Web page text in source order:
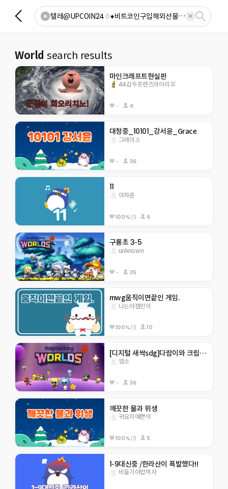
World search results
마인크래프트현실판
44감두프렌즈의아리꼬
-- 4
대청중_10101_강서윤_Grace
그레이스
-- 36
11
이하준
100%(1) 6
구룡초 3-5
unknown
-- 35
mwg움직이면끝인 게임.
나는야잼민이
100%(1) 10
[디지털 새싹sdg]다람이와 크림이월드
염소
-- 36
깨끗한 물과 위생
귀요미예쁜이
100%(1) 5
1-9대신중 /한라산이 폭발했다!!
비둘기야밥먹자